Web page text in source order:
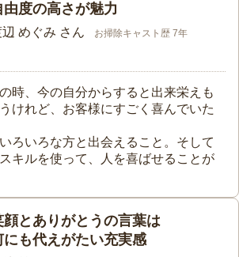
由度の高さが魅力
めぐみ さん お掃除キャスト歴 7年
時、今の自分からすると出来栄えも
けれど、お客様にすごく喜んでいた
ろいろな方と出会えること。そして
キルを使って、人を喜ばせることが
顔とありがとうの言葉は
にも代えがたい充実感